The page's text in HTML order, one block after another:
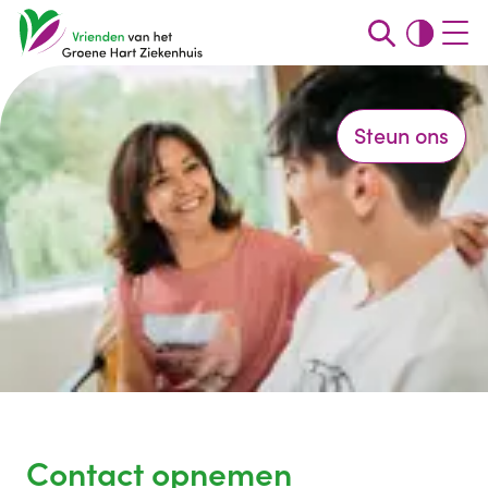
Steun ons
Contact opnemen